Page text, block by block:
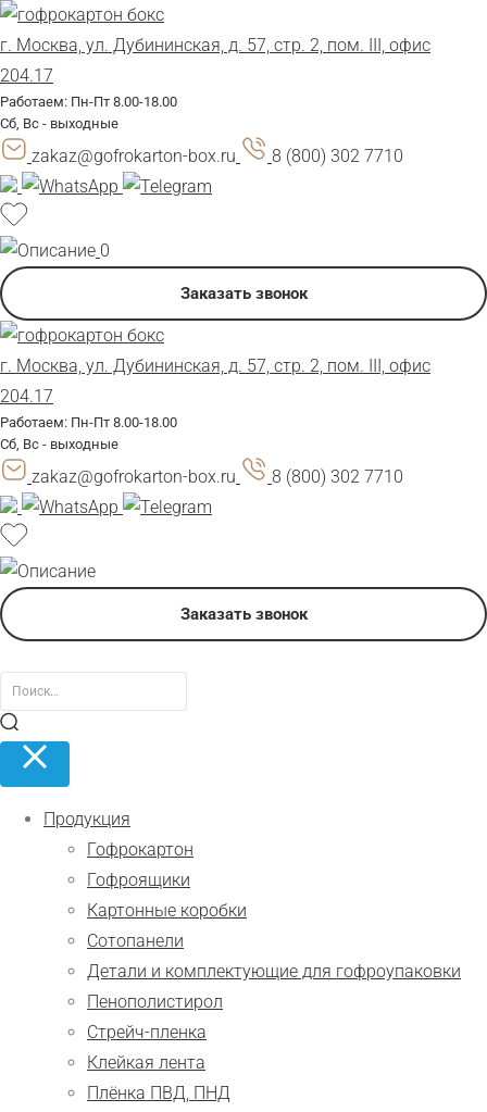
г. Москва, ул. Дубининская, д. 57, стр. 2, пом. III, офис
204.17
Работаем: Пн-Пт 8.00-18.00
Сб, Вс - выходные
zakaz@gofrokarton-box.ru 8 (800) 302 7710
0
Заказать звонок
г. Москва, ул. Дубининская, д. 57, стр. 2, пом. III, офис
204.17
Работаем: Пн-Пт 8.00-18.00
Сб, Вс - выходные
zakaz@gofrokarton-box.ru 8 (800) 302 7710
Заказать звонок
Продукция
Гофрокартон
Гофроящики
Картонные коробки
Сотопанели
Детали и комплектующие для гофроупаковки
Пенополистирол
Стрейч-пленка
Клейкая лента
Плёнка ПВД, ПНД